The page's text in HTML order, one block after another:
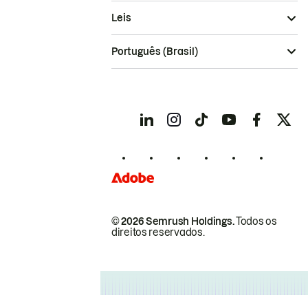
© 2026 Semrush Holdings.Todos os
direitos reservados.
Leis
Português (Brasil)